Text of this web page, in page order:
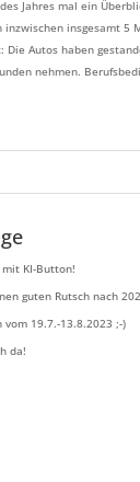
Jahres mal ein
insgesamt 5
Die Autos haben
nehmen.
KI-Button!
guten Rutsch nach
19.7.-13.8.2023 ;-)
da!